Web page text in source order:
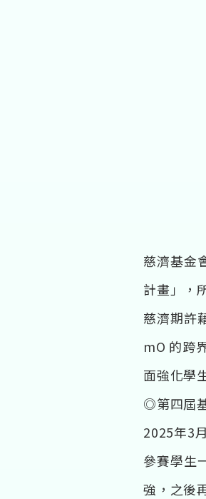
慈濟基金
計畫」，
慈濟期許
mO 的跨
面強化學
◎第四屆
2025年3
參賽學生
強，之後